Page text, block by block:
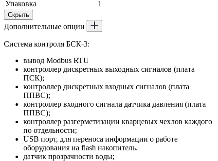
Упаковка 1
Скрыть
Дополнительные опции
Система контроля БСК-3:
вывод Modbus RTU
контроллер дискретных выходных сигналов (плата
ПСК);
контроллер дискретных входных сигналов (плата
ППВС);
контроллер входного сигнала датчика давления (плата
ППВС);
контроллер разгерметизации кварцевых чехлов каждого
по отдельности;
USB порт, для переноса информации о работе
оборудования на flash накопитель.
датчик прозрачности воды;